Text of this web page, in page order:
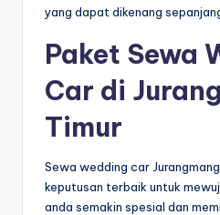
yang dapat dikenang
Paket Sewa
Car di
Timur
Sewa wedding car
keputusan terbaik untuk
anda semakin spesial dan